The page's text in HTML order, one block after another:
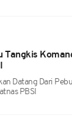
Tangkis
Datang Dari
PBSI